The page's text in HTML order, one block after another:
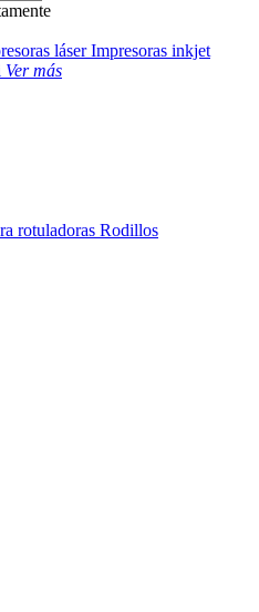
láserImpresoras inkjet
Ver más
rotuladoras Rodillos